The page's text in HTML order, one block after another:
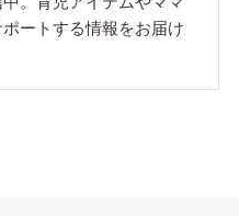
ートする情報をお届け